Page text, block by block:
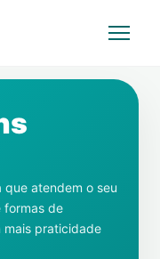
atendem o seu
formas de
mais praticidade